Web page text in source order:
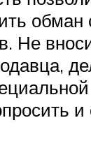
обман
Не
и